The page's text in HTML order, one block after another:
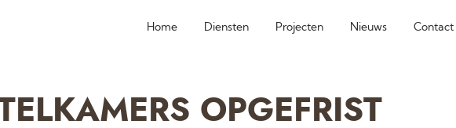
Home Diensten Projecten Nieuws Contact
OPGEFRIST